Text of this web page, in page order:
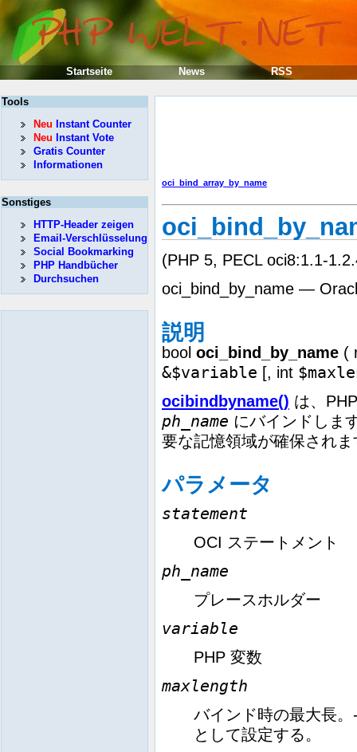
oci_bind_array_by_name
(PHP 5, PECL oci8:1.1-
oci_bind_by_name —
説明
bool oci_bind_by_name (
&$variable [, int
ocibindbyname() は、
ph_name にバインドしま
要な記憶領域が確保されま
パラメータ
statement
OCI ステートメント
ph_name
プレースホルダー
variable
PHP 変数
maxlength
バインド時の最大長
として設定する。
Tools
Neu Instant Counter
Neu Instant Vote
Gratis Counter
Informationen
Sonstiges
HTTP-Header zeigen
Email-Verschlüsselung
Social Bookmarking
PHP Handbücher
Durchsuchen
Startseite News RSS